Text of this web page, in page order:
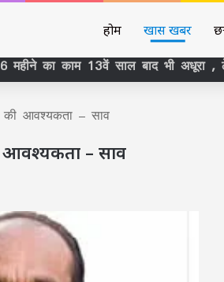
होम खास खबर
हटी, वर्षों पुराने ‘ठेकेदारी तंत्र’ पर भी
आवश्यकता – साव
आवश्यकता – साव